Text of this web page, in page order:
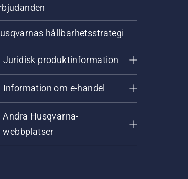
hållbarhetsstrategi
Juridisk produktinformation
Information om e-handel
Andra Husqvarna-
webbplatser